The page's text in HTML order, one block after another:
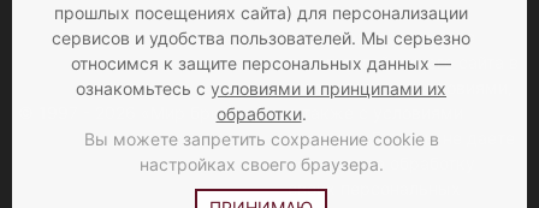
© 1997 - 2026 «Мир брюк»
обрабатываем
персональные данные
посетителей нашего сайта в
соответствии сусловиями
а также c
продажи. Если вы не даете
согласия на обработку
своих персональных
прошлых посещениях сайта) для персонализации
сервисов и удобства пользователей. Мы серьезно
относимся к защите персональных данных —
ознакомьтесь с условиями и принципами их
обработки.
Вы можете запретить сохранение cookie в
настройках своего браузера.